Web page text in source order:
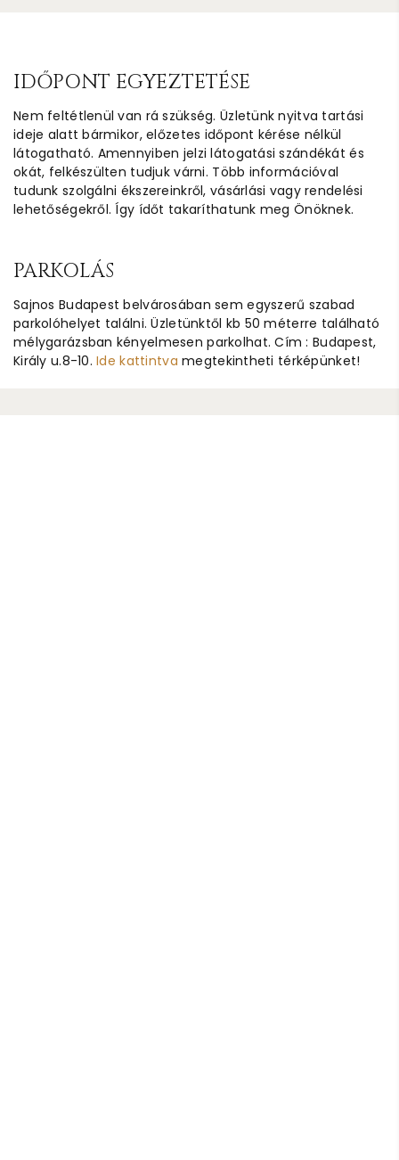
IDŐPONT EGYEZTETÉSE
Nem feltétlenül van rá szükség. Üzletünk nyitva tartási
ideje alatt bármikor, előzetes időpont kérése nélkül
látogatható. Amennyiben jelzi látogatási szándékát és
okát, felkészülten tudjuk várni. Több információval
tudunk szolgálni ékszereinkről, vásárlási vagy rendelési
lehetőségekről. Így ídőt takaríthatunk meg Önöknek.
PARKOLÁS
Sajnos Budapest belvárosában sem egyszerű szabad
parkolóhelyet találni. Üzletünktől kb 50 méterre található
mélygarázsban kényelmesen parkolhat. Cím : Budapest,
Király u.8-10.Ide kattintva megtekintheti térképünket!